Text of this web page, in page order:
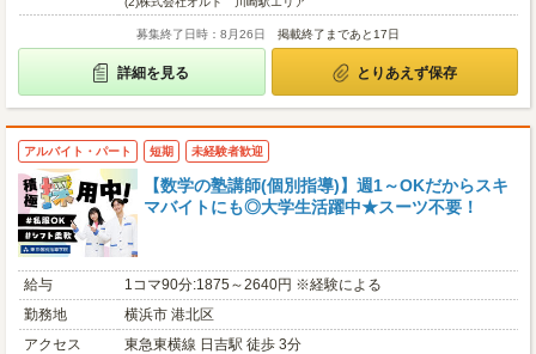
募集終了日時：8月26日 掲載終了まであと17日
詳細を見る とりあえず保存
アルバイト・パート 短期 未経験者歓迎
【数学の塾講師(個別指導)】週1～OKだからスキ
マバイトにも◎大学生活躍中★スーツ不要！
給与
1コマ90分:1875～2640円 ※経験による
勤務地
横浜市 港北区
アクセス
東急東横線 日吉駅 徒歩 3分